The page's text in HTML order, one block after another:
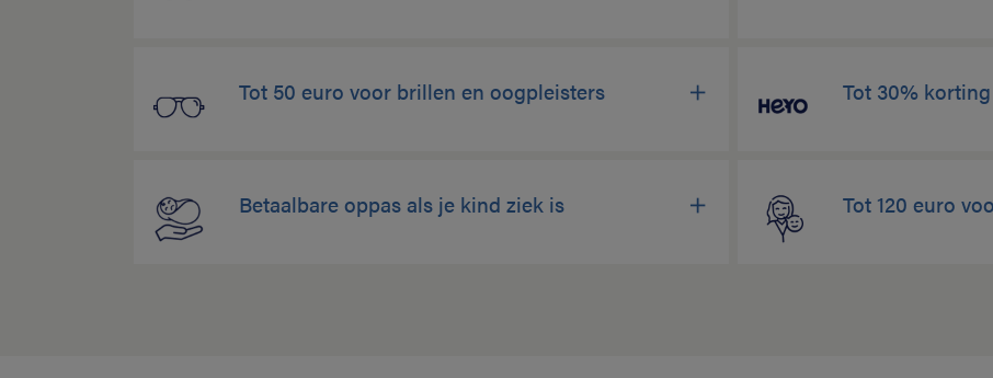
Tot 50 euro voor brillen en oogpleisters Tot 30%
Betaalbare oppas als je kind ziek is Tot 120 euro